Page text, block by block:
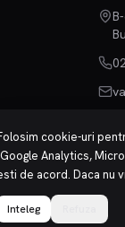
cookie-uri
Analytics,
de acord. Daca nu
Inteleg